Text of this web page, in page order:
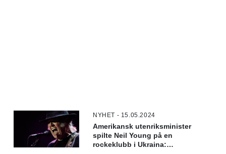
NYHET - 15.05.2024
Amerikansk utenriksminister
spilte Neil Young på en
rockeklubb i Ukraina: